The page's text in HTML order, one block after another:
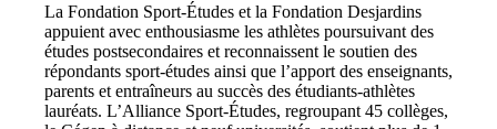
La Fondation Sport-Études et la Fondation Desjardins
appuient avec enthousiasme les athlètes poursuivant des
études postsecondaires et reconnaissent le soutien des
répondants sport-études ainsi que l’apport des enseignants,
parents et entraîneurs au succès des étudiants-athlètes
lauréats. L’Alliance Sport-Études, regroupant 45 collèges,